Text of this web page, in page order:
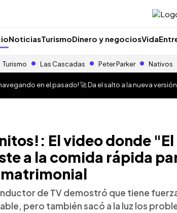
NoticiasTurismoDinero y negociosVida
Turismo Las Cascadas Peter Parker Nativos
en el pasado! 🚀 Da el salto a la nueva
El video donde "El
a la comida rápida
de TV demostró que tiene
pero también sacó a la luz los